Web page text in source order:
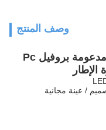
وصف المنتج
6063 T5 المنسوجة من الألومنيوم مدعومة بروفيل Pc